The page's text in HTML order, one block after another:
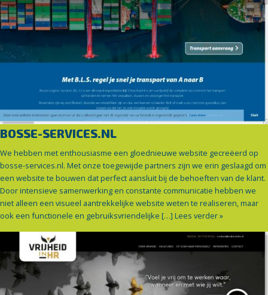
BOSSE-SERVICES.NL
We hebben met enthousiasme een gloednieuwe website gecreëerd op
bosse-services.nl. Met onze toegewijde partners zijn we erin geslaagd om
een website te bouwen dat perfect aansluit bij de behoeften van de klant.
Door intensieve samenwerking en constante communicatie hebben we
niet alleen een visueel aantrekkelijke website weten te realiseren, maar
ook een functionele en gebruiksvriendelijke […] Lees verder »